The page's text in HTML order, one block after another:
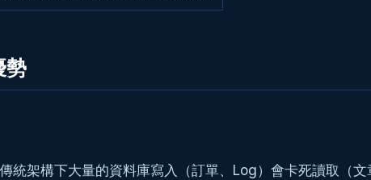
勢
統架構下大量的資料庫寫入（訂單、Log）會卡死讀取（